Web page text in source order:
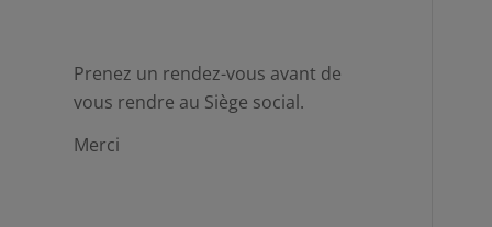
Prenez un rendez-vous avant de
vous rendre au Siège social.
Merci